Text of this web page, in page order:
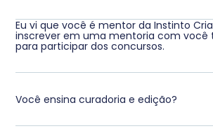
Eu vi que você é mentor da Instinto
inscrever em uma mentoria com você
para participar dos concursos.
Você ensina curadoria e edição?